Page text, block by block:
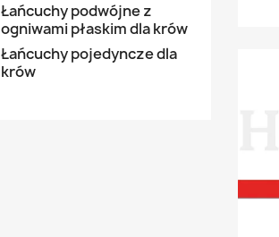
Łańcuchy podwójne z
ogniwami płaskim dla krów
Łańcuchy pojedyncze dla
krów